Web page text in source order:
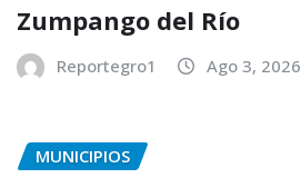
Zumpango del Río
Reportegro1 Ago 3, 2026
MUNICIPIOS